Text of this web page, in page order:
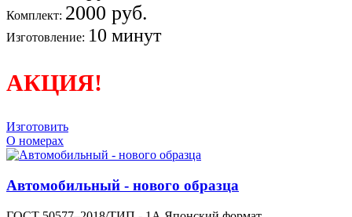
Комплект: 2000 руб.
Изготовление: 10 минут
АКЦИЯ!
Изготовить
О номерах
Автомобильный - нового образца